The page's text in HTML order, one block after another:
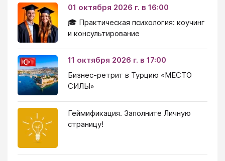
01 октября 2026 г. в 16:00
🎓 Практическая психология: коучинг
и консультирование
11 октября 2026 г. в 17:00
Бизнес-ретрит в Турцию «МЕСТО
СИЛЫ»
Геймификация. Заполните Личную
страницу!